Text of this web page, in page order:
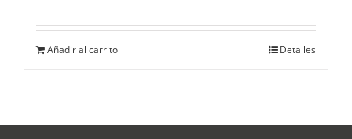
Añadir al carrito Detalles